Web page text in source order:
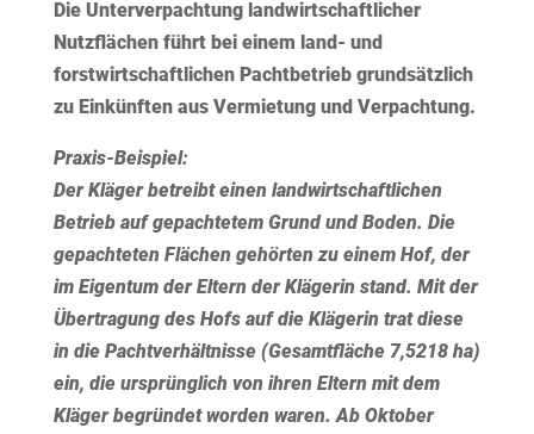
Die Unterverpachtung landwirtschaftlicher
Nutzflächen führt bei einem land- und
forstwirtschaftlichen Pachtbetrieb grundsätzlich
zu Einkünften aus Vermietung und Verpachtung.
Praxis-Beispiel:
Der Kläger betreibt einen landwirtschaftlichen
Betrieb auf gepachtetem Grund und Boden. Die
gepachteten Flächen gehörten zu einem Hof, der
im Eigentum der Eltern der Klägerin stand. Mit der
Übertragung des Hofs auf die Klägerin trat diese
in die Pachtverhältnisse (Gesamtfläche 7,5218 ha)
ein, die ursprünglich von ihren Eltern mit dem
Kläger begründet worden waren. Ab Oktober